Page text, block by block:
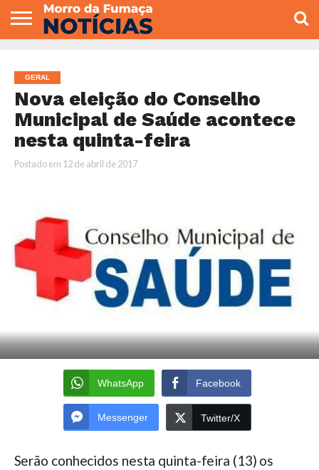
VEREADORES
GERAL
Nova eleição do Conselho
Municipal de Saúde acontece
nesta quinta-feira
Postado em 12 de abril de 2017
WhatsApp Facebook
Messenger Twitter/X
Serão conhecidos nesta quinta-feira (13) os